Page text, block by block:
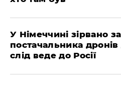
​У Німеччині зірвано
постачальника
слід веде до Росії